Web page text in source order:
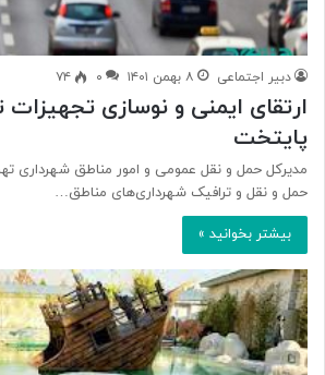
دبیر اجتماعی ۸ بهمن ۱۴۰۱ ۰ ۷۴
ارتقای ایمنی و نوسازی تجهیزات
پایتخت
مدیرکل حمل و نقل عمومی و امور مناطق شهرداری
حمل و نقل و ترافیک شهرداری‌های مناطق…
بیشتر بخوانید »